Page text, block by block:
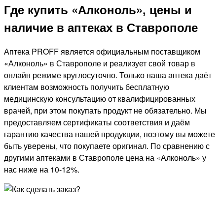
Где купить «Алконоль», цены и
наличие в аптеках в Ставрополе
Аптека PROFF является официальным поставщиком
«Алконоль» в Ставрополе и реализует свой товар в
онлайн режиме круглосуточно. Только наша аптека даёт
клиентам возможность получить бесплатную
медицинскую консультацию от квалифицированных
врачей, при этом покупать продукт не обязательно. Мы
предоставляем сертификаты соответствия и даём
гарантию качества нашей продукции, поэтому вы можете
быть уверены, что покупаете оригинал. По сравнению с
другими аптеками в Ставрополе цена на «Алконоль» у
нас ниже на 10-12%.